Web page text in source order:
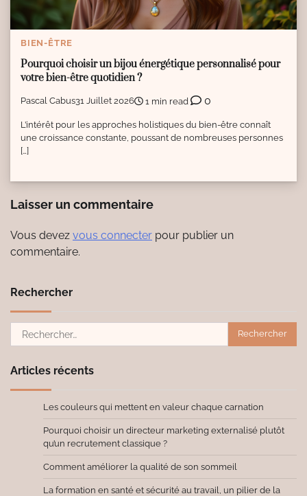
BIEN-ÊTRE
Pourquoi choisir un bijou énergétique personnalisé pour
votre bien-être quotidien ?
Pascal Cabus31 Juillet 2026 1 min read 0
L’intérêt pour les approches holistiques du bien-être connaît
une croissance constante, poussant de nombreuses personnes
[…]
Laisser un commentaire
Vous devez vous connecter pour publier un
commentaire.
Rechercher
Rechercher :
Articles récents
Les couleurs qui mettent en valeur chaque carnation
Pourquoi choisir un directeur marketing externalisé plutôt
qu’un recrutement classique ?
Comment améliorer la qualité de son sommeil
La formation en santé et sécurité au travail, un pilier de la